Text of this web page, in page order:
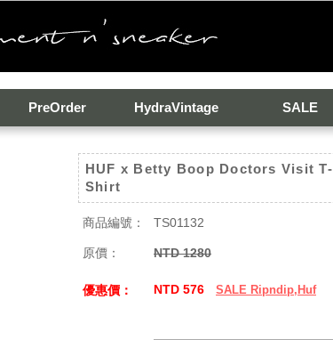
PreOrder HydraVintage SALE
HUF x Betty Boop Doctors Visit T-
Shirt
商品編號： TS01132
原價： NTD 1280
優惠價： NTD 576 SALE Ripndip,Huf